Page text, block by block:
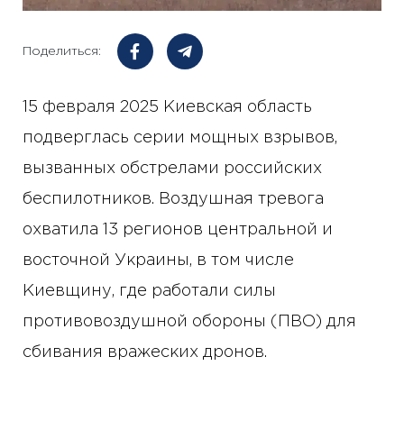
Поделиться:
15 февраля 2025 Киевская область
подверглась серии мощных взрывов,
вызванных обстрелами российских
беспилотников. Воздушная тревога
охватила 13 регионов центральной и
восточной Украины, в том числе
Киевщину, где работали силы
противовоздушной обороны (ПВО) для
сбивания вражеских дронов.